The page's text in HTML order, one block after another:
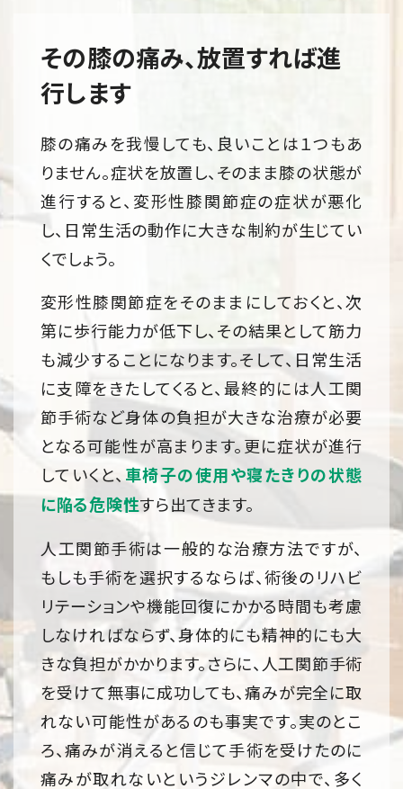
その膝の痛み、放置すれば進
行します
膝の痛みを我慢しても、良いことは１つもあ
りません。症状を放置し、そのまま膝の状態が
進行すると、変形性膝関節症の症状が悪化
し、日常生活の動作に大きな制約が生じてい
くでしょう。
変形性膝関節症をそのままにしておくと、次
第に歩行能力が低下し、その結果として筋力
も減少することになります。そして、日常生活
に支障をきたしてくると、最終的には人工関
節手術など身体の負担が大きな治療が必要
となる可能性が高まります。更に症状が進行
していくと、 車椅子の使用や寝たきりの状態
に陥る危険性すら出てきます。
人工関節手術は一般的な治療方法ですが、
もしも手術を選択するならば、術後のリハビ
リテーションや機能回復にかかる時間も考慮
しなければならず、身体的にも精神的にも大
きな負担がかかります。さらに、人工関節手術
を受けて無事に成功しても、痛みが完全に取
れない可能性があるのも事実です。実のとこ
ろ、痛みが消えると信じて手術を受けたのに
痛みが取れないというジレンマの中で、多く